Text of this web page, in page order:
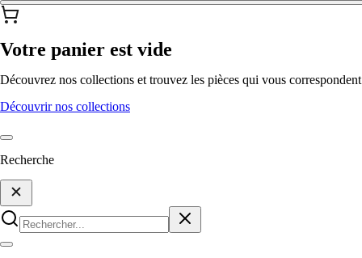
Votre panier est vide
Découvrez nos collections et trouvez les pièces qui vous correspondent
Découvrir nos collections
Recherche